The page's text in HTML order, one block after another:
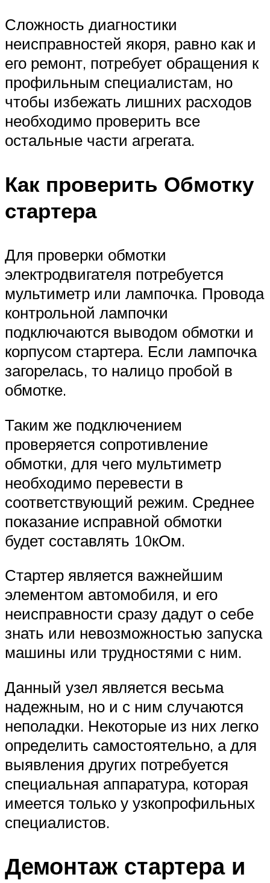
Сложность диагностики
неисправностей якоря, равно как и
его ремонт, потребует обращения к
профильным специалистам, но
чтобы избежать лишних расходов
необходимо проверить все
остальные части агрегата.
Как проверить Обмотку
стартера
Для проверки обмотки
электродвигателя потребуется
мультиметр или лампочка. Провода
контрольной лампочки
подключаются выводом обмотки и
корпусом стартера. Если лампочка
загорелась, то налицо пробой в
обмотке.
Таким же подключением
проверяется сопротивление
обмотки, для чего мультиметр
необходимо перевести в
соответствующий режим. Среднее
показание исправной обмотки
будет составлять 10кОм.
Стартер является важнейшим
элементом автомобиля, и его
неисправности сразу дадут о себе
знать или невозможностью запуска
машины или трудностями с ним.
Данный узел является весьма
надежным, но и с ним случаются
неполадки. Некоторые из них легко
определить самостоятельно, а для
выявления других потребуется
специальная аппаратура, которая
имеется только у узкопрофильных
специалистов.
Демонтаж стартера и